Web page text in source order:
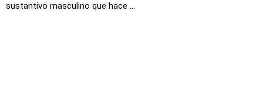
sustantivo masculino que hace ...